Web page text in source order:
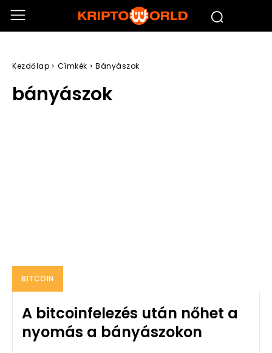
Kezdőlap Címkék Bányászok
bányászok
BITCOIN
A bitcoinfelezés után nőhet a
nyomás a bányászokon